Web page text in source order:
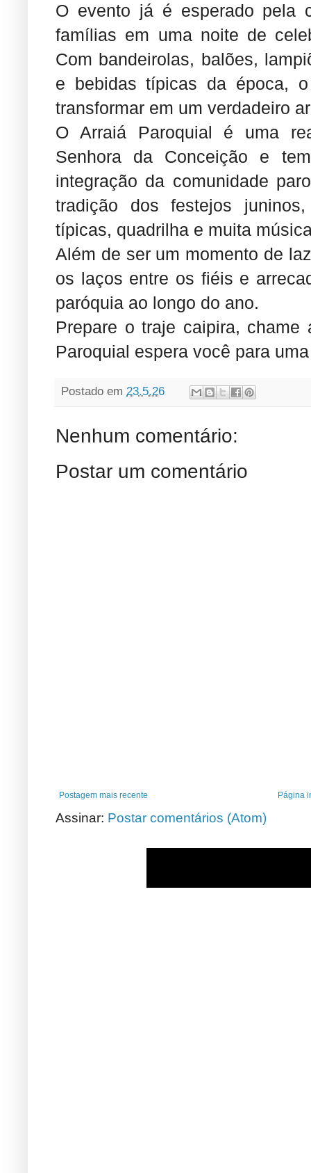
O evento já é esperado pela
famílias em uma noite de
Com bandeirolas, balões,
e bebidas típicas da época,
transformar em um verdadeiro
O Arraiá Paroquial é uma
Senhora da Conceição e
integração da comunidade
tradição dos festejos
típicas, quadrilha e muita
Além de ser um momento de
os laços entre os fiéis e
paróquia ao longo do ano.
Prepare o traje caipira,
Paroquial espera você para
Postado em 23.5.26
Nenhum comentário:
Postar um comentário
Postagem mais recente Página
Assinar: Postar comentários (Atom)